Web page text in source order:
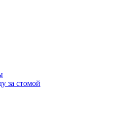
за стомой